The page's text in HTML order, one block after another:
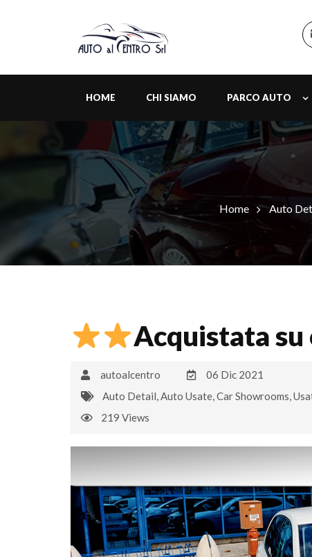
HOME CHI SIAMO PARCO AUTO
Home Auto
Acquistata
autoalcentro
06 Dic 2021
Auto Detail,Auto Usate,Car Showrooms,
219 Views